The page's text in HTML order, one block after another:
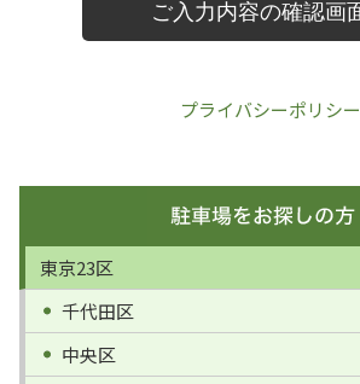
プライバシーポリシー
東京23区
千代田区
中央区